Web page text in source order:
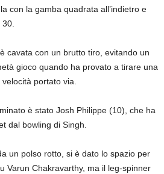
con la gamba quadrata all’indietro e
cavata con un brutto tiro, evitando un
gioco quando ha provato a tirare una
portato via.
è stato Josh Philippe (10), che ha
dal bowling di Singh.
un polso rotto, si è dato lo spazio per
Varun Chakravarthy, ma il leg-spinner